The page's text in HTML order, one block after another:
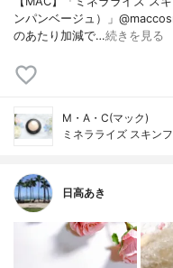
ンパンベージュ）」
のあたり加減で…続きを見る
M・A・C(マック)
ミネラライズ スキン
日高あき